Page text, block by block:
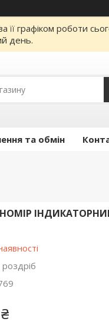
графіком роботи
день.
та обмін
ІНДИКAТOPНИЙ